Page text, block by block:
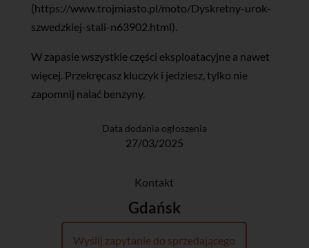
(https://www.trojmiasto.pl/moto/Dyskretny-urok-
szwedzkiej-stali-n63902.html).
W zapasie wszystkie części eksploatacyjne a nawet
więcej. Przekręcasz kluczyk i jedziesz, tylko nie
zapomnij nalać benzyny.
Data dodania ogłoszenia
27/03/2025
Kontakt
Gdańsk
Wyślij zapytanie do sprzedającego